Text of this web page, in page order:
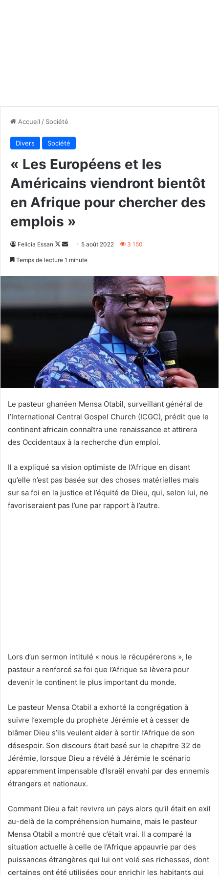
Accueil / Société
Divers Société
« Les Européens et les
Américains viendront bientôt
en Afrique pour chercher des
emplois »
Felicia Essan
Follow
Envoyer5 août 2022 3 150
Temps de lecture 1 minute
Le pasteur ghanéen Mensa Otabil, surveillant général de
l’International Central Gospel Church (ICGC), prédit que le
continent africain connaîtra une renaissance et attirera
des Occidentaux à la recherche d’un emploi.
Il a expliqué sa vision optimiste de l’Afrique en disant
qu’elle n’est pas basée sur des choses matérielles mais
sur sa foi en la justice et l’équité de Dieu, qui, selon lui, ne
favoriseraient pas l’une par rapport à l’autre.
Lors d’un sermon intitulé « nous le récupérerons », le
pasteur a renforcé sa foi que l’Afrique se lèvera pour
devenir le continent le plus important du monde.
Le pasteur Mensa Otabil a exhorté la congrégation à
suivre l’exemple du prophète Jérémie et à cesser de
blâmer Dieu s’ils veulent aider à sortir l’Afrique de son
désespoir. Son discours était basé sur le chapitre 32 de
Jérémie, lorsque Dieu a révélé à Jérémie le scénario
apparemment impensable d’Israël envahi par des ennemis
étrangers et nationaux.
Comment Dieu a fait revivre un pays alors qu’il était en exil
au-delà de la compréhension humaine, mais le pasteur
Mensa Otabil a montré que c’était vrai. Il a comparé la
situation actuelle à celle de l’Afrique appauvrie par des
puissances étrangères qui lui ont volé ses richesses, dont
certaines ont été utilisées pour enrichir les habitants qui